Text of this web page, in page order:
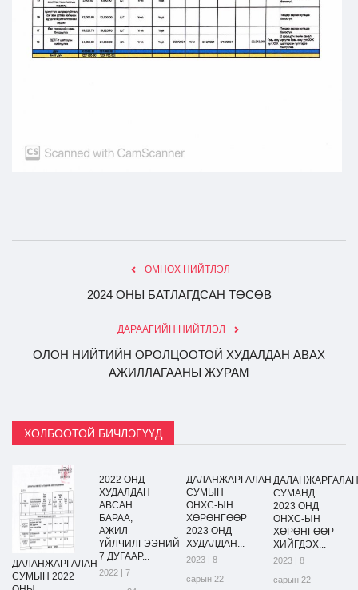
ӨМНӨХ НИЙТЛЭЛ
2024 ОНЫ БАТЛАГДСАН ТӨСӨВ
ДАРААГИЙН НИЙТЛЭЛ
ОЛОН НИЙТИЙН ОРОЛЦООТОЙ ХУДАЛДАН АВАХ
АЖИЛЛАГААНЫ ЖУРАМ
ХОЛБООТОЙ БИЧЛЭГҮҮД
ДАЛАНЖАРГАЛАН
СУМЫН 2022
2022 ОНД
ХУДАЛДАН
АВСАН
БАРАА,
АЖИЛ
ҮЙЛЧИЛГЭЭНИЙ
7 ДУГААР...
2022 | 7
ДАЛАНЖАРГАЛАН
СУМЫН
ОНХС-ЫН
ХӨРӨНГӨӨР
2023 ОНД
ХУДАЛДАН...
2023 | 8
сарын 22
ДАЛАНЖАРГАЛАН
СУМАНД
2023 ОНД
ОНХС-ЫН
ХӨРӨНГӨӨР
ХИЙГДЭХ...
2023 | 8
сарын 22